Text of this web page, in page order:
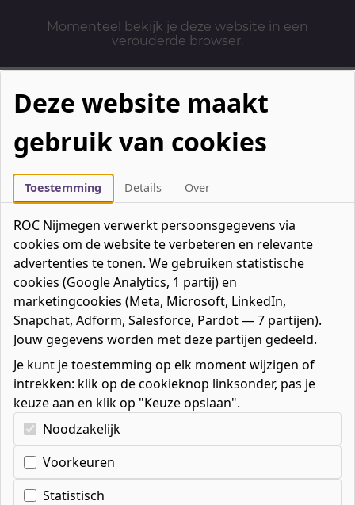
Momenteel bekijk je deze website in een
verouderde browser.
Mbo-opleidingen
Werken & Leren
Mavo / havo / vwo
Contact
Over ons
Bedrijven
Favorieten0favorieten
Mijn ROC
Zoeken
Home»Mbo-opleidingen
Beveiliging & Defensie»Beveiliging»
Handhaving»
Leidinggevende van een team/afdeling/project
Deze website maakt
gebruik van cookies
Toestemming Details Over
ROC Nijmegen verwerkt persoonsgegevens via
cookies om de website te verbeteren en relevante
advertenties te tonen. We gebruiken statistische
cookies (Google Analytics, 1 partij) en
marketingcookies (Meta, Microsoft, LinkedIn,
Snapchat, Adform, Salesforce, Pardot — 7 partijen).
Jouw gegevens worden met deze partijen gedeeld.
Je kunt je toestemming op elk moment wijzigen of
intrekken: klik op de cookieknop linksonder, pas je
keuze aan en klik op "Keuze opslaan".
Kies uw cookie-voorkeuren
Noodzakelijk
Voorkeuren
Statistisch